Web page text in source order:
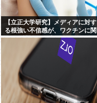
【立正大学研究】メディアに対す
る根強い不信感が、ワクチンに関
する陰謀論の形成につながってい